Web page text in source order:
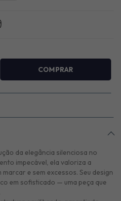
da elegância silenciosa no
impecável, ela valoriza a
e sem excessos. Seu design
em sofisticado — uma peça que